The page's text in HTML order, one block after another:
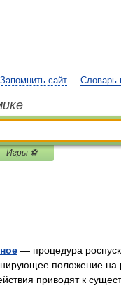
Запомнить сайт Словарь
Игры ⚽
— процедура
положение на
приводят к